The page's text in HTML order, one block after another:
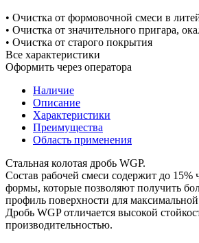
• Очистка от формовочной смеси в
• Очистка от значительного пригара,
• Очистка от старого покрытия
Все характеристики
Оформить через оператора
Наличие
Описание
Характеристики
Преимущества
Область применения
Стальная колотая дробь WGP.
Состав рабочей смеси содержит до 15%
формы, которые позволяют получить
профиль поверхности для
Дробь WGP отличается высокой
производительностью.